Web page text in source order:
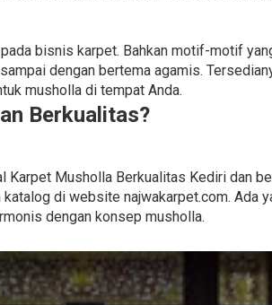
bisnis karpet. Bahkan motif-motif
dengan bertema agamis.
musholla di tempat Anda.
Berkualitas?
Karpet Musholla Berkualitas Kediri dan
di website najwakarpet.com. Ada
dengan konsep musholla.